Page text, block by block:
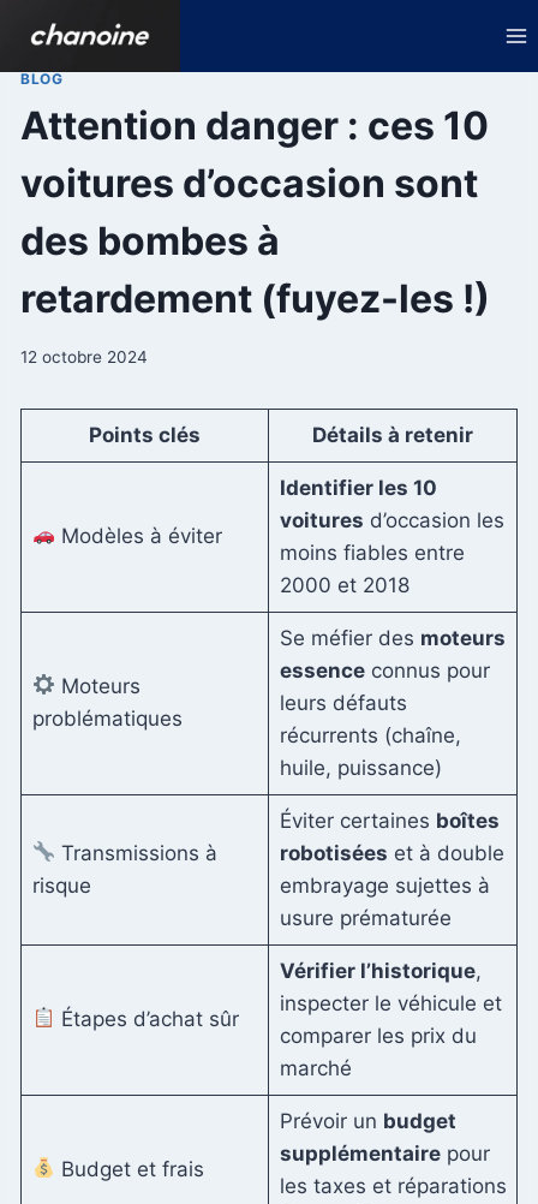
contenu
BLOG
Attention danger : ces 10
voitures d’occasion sont
des bombes à
retardement (fuyez-les !)
12 octobre 2024
Points clés Détails à retenir
Modèles à éviter
Identifier les 10
voitures d’occasion les
moins fiables entre
2000 et 2018
Moteurs
problématiques
Se méfier des moteurs
essenceconnus pour
leurs défauts
récurrents (chaîne,
huile, puissance)
Transmissions à
risque
Éviter certaines boîtes
robotisées et à double
embrayage sujettes à
usure prématurée
Étapes d’achat sûr
Vérifier l’historique,
inspecter le véhicule et
comparer les prix du
marché
Budget et frais
Prévoir un budget
supplémentairepour
les taxes et réparations